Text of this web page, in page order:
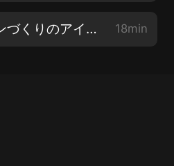
第3章 続けるプランづくりのアイデア【2】 18min